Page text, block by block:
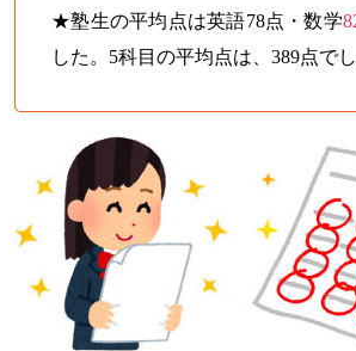
★塾生の平均点は英語78点・数学
した。5科目の平均点は、389点で